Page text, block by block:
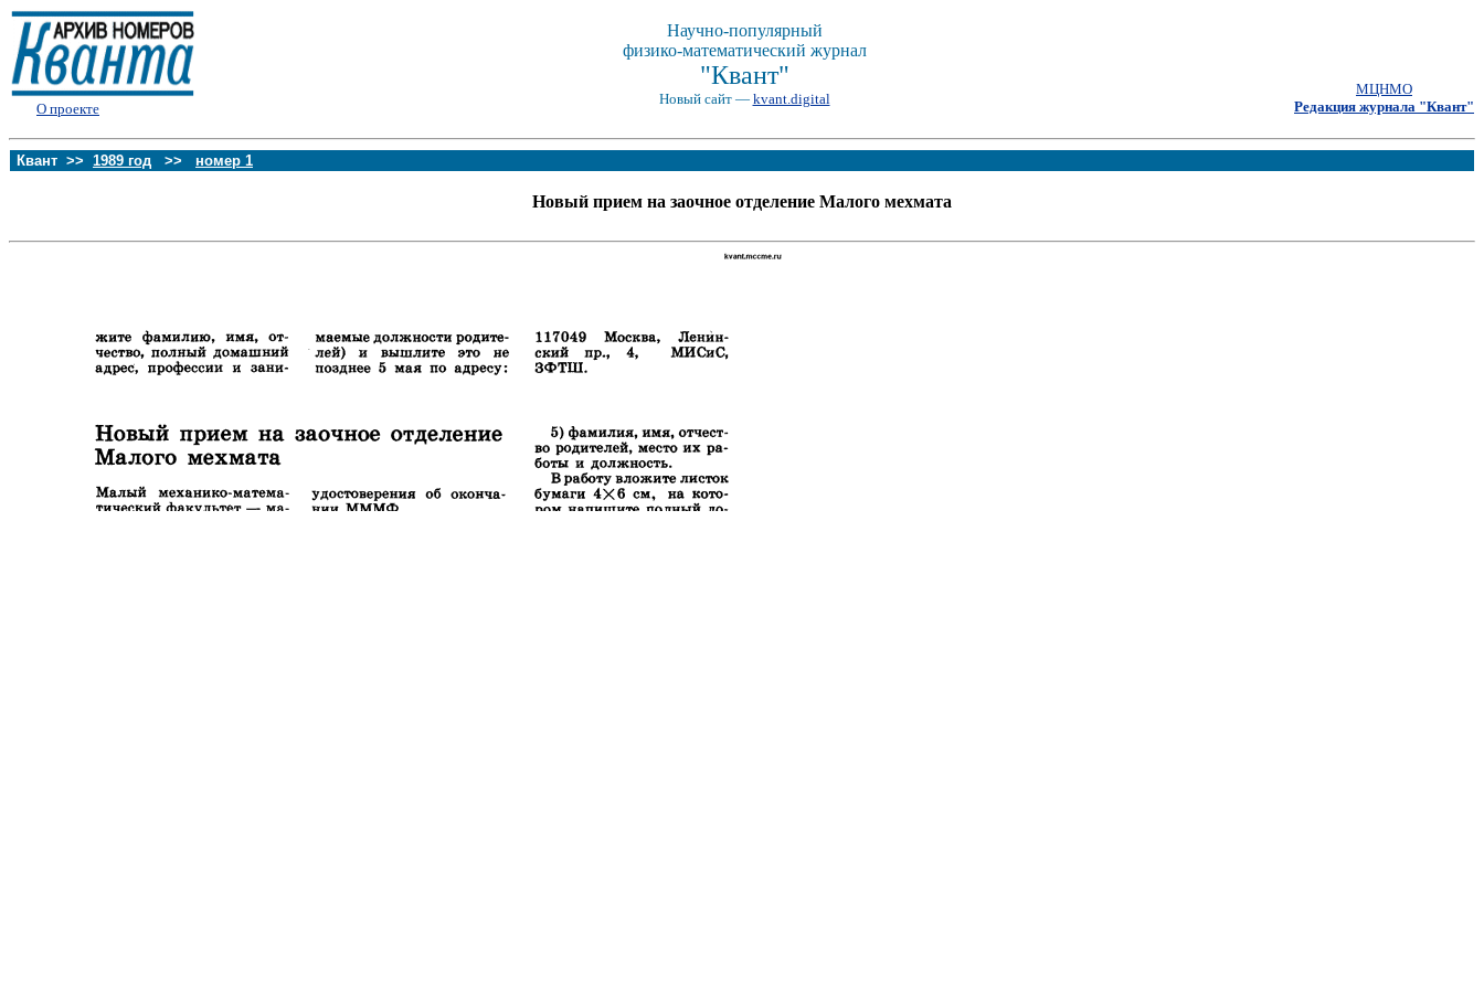
О проекте
Научно-популярный
физико-математический журнал
"Квант"
Новый сайт — kvant.digital
МЦНМО
Редакция журнала "Квант"
Квант >> 1989 год >> номер 1
Новый прием на заочное отделение Малого мехмата